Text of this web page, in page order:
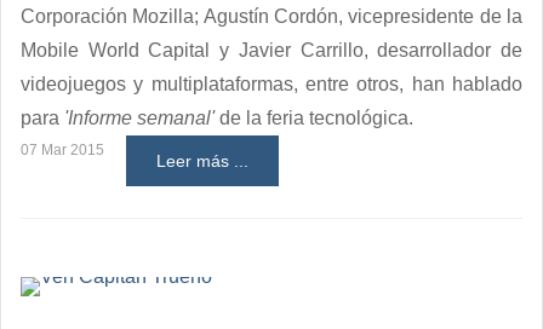
Corporación Mozilla; Agustín Cordón, vicepresidente de la
Mobile World Capital y Javier Carrillo, desarrollador de
videojuegos y multiplataformas, entre otros, han hablado
para 'Informe semanal'de la feria tecnológica.
07 Mar 2015
Leer más ...